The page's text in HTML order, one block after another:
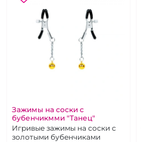
Зажимы на соски с
бубенчикмми "Танец"
Игривые зажимы на соски с
золотыми бубенчиками